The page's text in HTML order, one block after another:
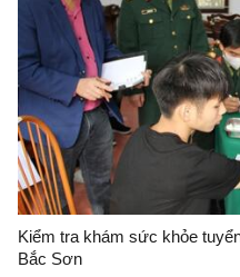
Kiểm tra khám sức khỏe
Bắc Sơn